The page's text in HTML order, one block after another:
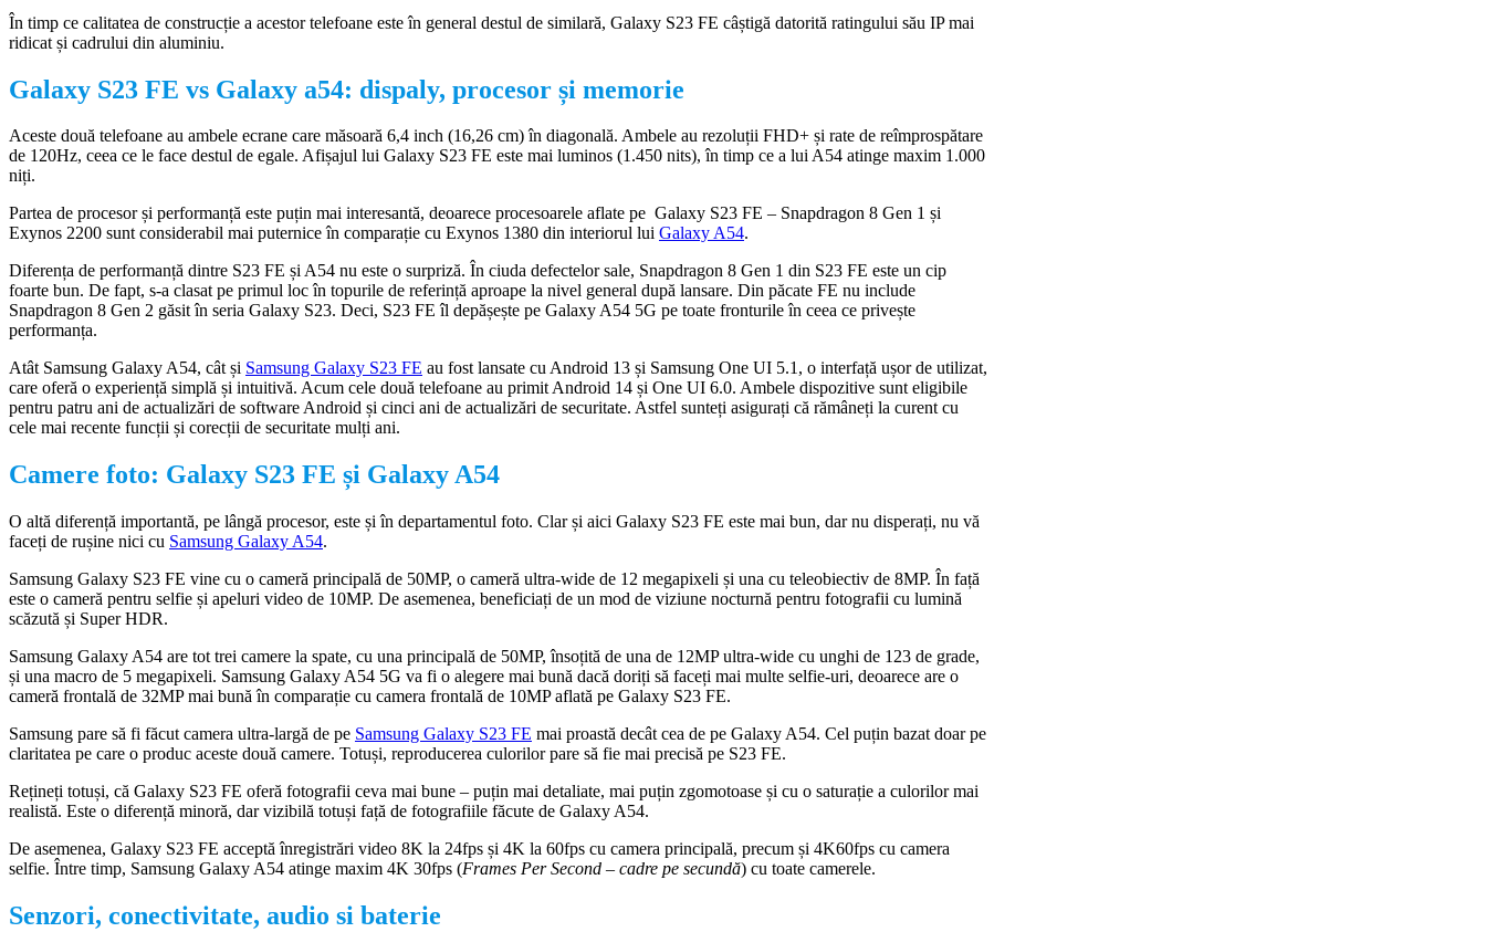
În timp ce calitatea de construcție a acestor telefoane este în general destul de similară, Galaxy S23 FE câștigă datorită ratingului său IP mai
ridicat și cadrului din aluminiu.
Galaxy S23 FE vs Galaxy a54: dispaly, procesor și memorie
Aceste două telefoane au ambele ecrane care măsoară 6,4 inch (16,26 cm) în diagonală. Ambele au rezoluții FHD+ și rate de reîmprospătare
de 120Hz, ceea ce le face destul de egale. Afișajul lui Galaxy S23 FE este mai luminos (1.450 nits), în timp ce a lui A54 atinge maxim 1.000
niți.
Partea de procesor și performanță este puțin mai interesantă, deoarece procesoarele aflate pe Galaxy S23 FE – Snapdragon 8 Gen 1 și
Exynos 2200 sunt considerabil mai puternice în comparație cu Exynos 1380 din interiorul lui Galaxy A54.
Diferența de performanță dintre S23 FE și A54 nu este o surpriză. În ciuda defectelor sale, Snapdragon 8 Gen 1 din S23 FE este un cip
foarte bun. De fapt, s-a clasat pe primul loc în topurile de referință aproape la nivel general după lansare. Din păcate FE nu include
Snapdragon 8 Gen 2 găsit în seria Galaxy S23. Deci, S23 FE îl depășește pe Galaxy A54 5G pe toate fronturile în ceea ce privește
performanța.
Atât Samsung Galaxy A54, cât și Samsung Galaxy S23 FE au fost lansate cu Android 13 și Samsung One UI 5.1, o interfață ușor de utilizat,
care oferă o experiență simplă și intuitivă. Acum cele două telefoane au primit Android 14 și One UI 6.0. Ambele dispozitive sunt eligibile
pentru patru ani de actualizări de software Android și cinci ani de actualizări de securitate. Astfel sunteți asigurați că rămâneți la curent cu
cele mai recente funcții și corecții de securitate mulți ani.
Camere foto: Galaxy S23 FE și Galaxy A54
O altă diferență importantă, pe lângă procesor, este și în departamentul foto. Clar și aici Galaxy S23 FE este mai bun, dar nu disperați, nu vă
faceți de rușine nici cu Samsung Galaxy A54.
Samsung Galaxy S23 FE vine cu o cameră principală de 50MP, o cameră ultra-wide de 12 megapixeli și una cu teleobiectiv de 8MP. În față
este o cameră pentru selfie și apeluri video de 10MP. De asemenea, beneficiați de un mod de viziune nocturnă pentru fotografii cu lumină
scăzută și Super HDR.
Samsung Galaxy A54 are tot trei camere la spate, cu una principală de 50MP, însoțită de una de 12MP ultra-wide cu unghi de 123 de grade,
și una macro de 5 megapixeli. Samsung Galaxy A54 5G va fi o alegere mai bună dacă doriți să faceți mai multe selfie-uri, deoarece are o
cameră frontală de 32MP mai bună în comparație cu camera frontală de 10MP aflată pe Galaxy S23 FE.
Samsung pare să fi făcut camera ultra-largă de pe Samsung Galaxy S23 FE mai proastă decât cea de pe Galaxy A54. Cel puțin bazat doar pe
claritatea pe care o produc aceste două camere. Totuși, reproducerea culorilor pare să fie mai precisă pe S23 FE.
Rețineți totuși, că Galaxy S23 FE oferă fotografii ceva mai bune – puțin mai detaliate, mai puțin zgomotoase și cu o saturație a culorilor mai
realistă. Este o diferență minoră, dar vizibilă totuși față de fotografiile făcute de Galaxy A54.
De asemenea, Galaxy S23 FE acceptă înregistrări video 8K la 24fps și 4K la 60fps cu camera principală, precum și 4K60fps cu camera
selfie. Între timp, Samsung Galaxy A54 atinge maxim 4K 30fps (Frames Per Second – cadre pe secundă) cu toate camerele.
Senzori, conectivitate, audio si baterie